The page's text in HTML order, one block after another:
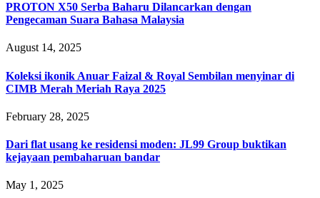
PROTON X50 Serba Baharu Dilancarkan dengan
Pengecaman Suara Bahasa Malaysia
August 14, 2025
Koleksi ikonik Anuar Faizal & Royal Sembilan menyinar di
CIMB Merah Meriah Raya 2025
February 28, 2025
Dari flat usang ke residensi moden: JL99 Group buktikan
kejayaan pembaharuan bandar
May 1, 2025